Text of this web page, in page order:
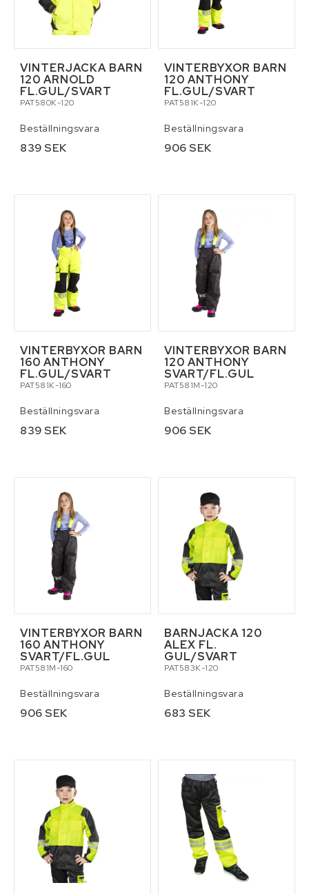
VINTERJACKA BARN
120 ARNOLD
FL.GUL/SVART
PAT580K-120
Beställningsvara
839 SEK
VINTERBYXOR BARN
120 ANTHONY
FL.GUL/SVART
PAT581K-120
Beställningsvara
906 SEK
VINTERBYXOR BARN
160 ANTHONY
FL.GUL/SVART
PAT581K-160
Beställningsvara
839 SEK
VINTERBYXOR BARN
120 ANTHONY
SVART/FL.GUL
PAT581M-120
Beställningsvara
906 SEK
VINTERBYXOR BARN
160 ANTHONY
SVART/FL.GUL
PAT581M-160
Beställningsvara
906 SEK
BARNJACKA 120
ALEX FL.
GUL/SVART
PAT583K-120
Beställningsvara
683 SEK